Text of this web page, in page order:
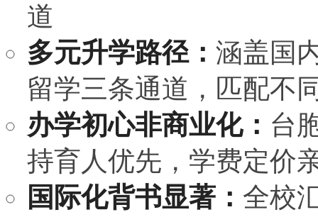
道
多元升学路径： 涵盖国
留学三条通道，匹配不
办学初心非商业化： 台
持育人优先，学费定价
国际化背书显著： 全校